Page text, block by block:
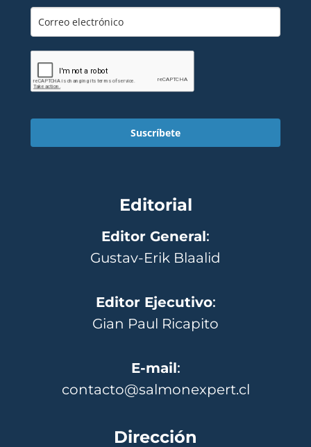
Suscríbete
Editorial
Editor General:
Gustav-Erik Blaalid
Editor Ejecutivo:
Gian Paul Ricapito
E-mail:
contacto@salmonexpert.cl
Dirección